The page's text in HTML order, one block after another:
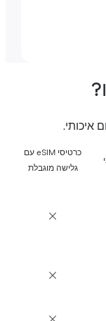
כרטיסי eSIM עם
גלישה מוגבלת